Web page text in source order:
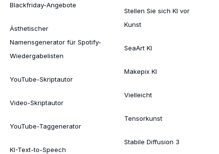
Blackfriday-Angebote
Ästhetischer
Namensgenerator für Spotify-
Wiedergabelisten
YouTube-Skriptautor
Video-Skriptautor
YouTube-Taggenerator
KI-Text-to-Speech
Stellen Sie sich KI vor
Kunst
SeaArt KI
Makepix KI
Vielleicht
Tensorkunst
Stabile Diffusion 3